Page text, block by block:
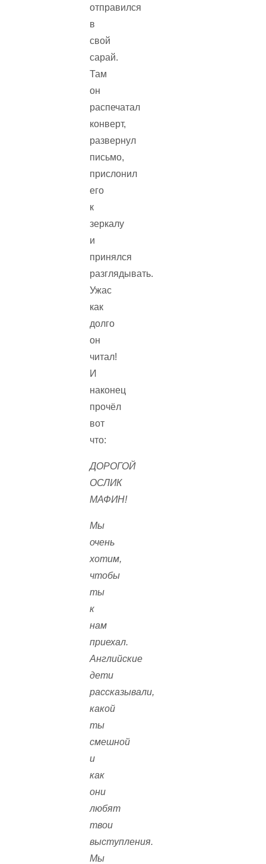
отправился
в
свой
сарай.
Там
он
распечатал
конверт,
развернул
письмо,
прислонил
его
к
зеркалу
и
принялся
разглядывать.
Ужас
как
долго
он
читал!
И
наконец
прочёл
вот
что:
ДОРОГОЙ
ОСЛИК
МАФИН!
Мы
очень
хотим,
чтобы
ты
к
нам
приехал.
Английские
дети
рассказывали,
какой
ты
смешной
и
как
они
любят
твои
выступления.
Мы